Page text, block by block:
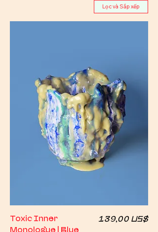
Lọc và Sắp xếp
Toxic Inner
Monologue | Blue
Giá
139,00 US$